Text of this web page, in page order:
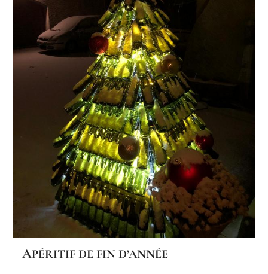
APÉRITIF DE FIN D’ANNÉE